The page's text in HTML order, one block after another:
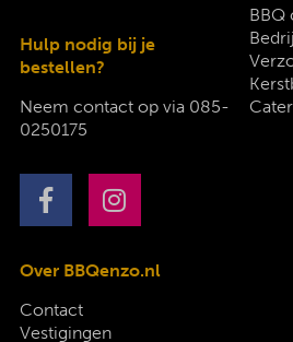
Hulp nodig bij je
bestellen?
Neem contact op via 085-
0250175
BBQ
Over BBQenzo.nl
Contact
Vestigingen